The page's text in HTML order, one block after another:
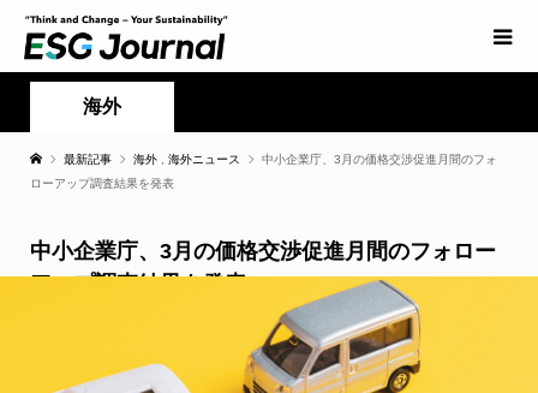
海外
最新記事 海外 海外ニュース
中小企業庁、3月の価格交渉促進月間のフォ
ローアップ調査結果を発表
中小企業庁、3月の価格交渉促進月間のフォロー
アップ調査結果を発表